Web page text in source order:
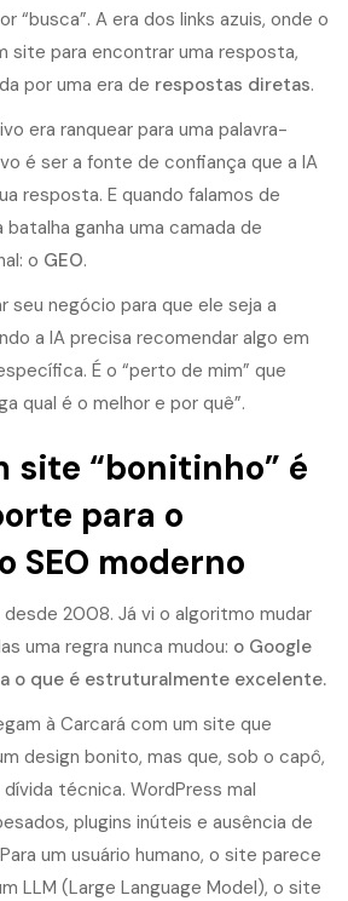
“busca”. A era dos links azuis, onde o
site para encontrar uma resposta,
por uma era de respostas diretas.
era ranquear para uma palavra-
é ser a fonte de confiança que a IA
resposta. E quando falamos de
ganha uma camada de
o GEO.
seu negócio para que ele seja a
a IA precisa recomendar algo em
É o “perto de mim” que
qual é o melhor e por quê”.
site “bonitinho” é
para o
SEO moderno
desde 2008. Já vi o algoritmo mudar
uma regra nunca mudou: o Google
o que é estruturalmente excelente.
à Carcará com um site que
design bonito, mas que, sob o capô,
técnica. WordPress mal
plugins inúteis e ausência de
um usuário humano, o site parece
LLM (Large Language Model), o site